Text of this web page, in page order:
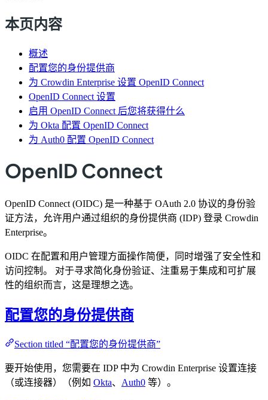
本页内容
概述
配置您的身份提供商
为 Crowdin Enterprise 设置 OpenID Connect
OpenID Connect 设置
启用 OpenID Connect 后您将获得什么
为 Okta 配置 OpenID Connect
为 Auth0 配置 OpenID Connect
OpenID Connect
OpenID Connect (OIDC) 是一种基于 OAuth 2.0 协议的身份验
证方法，允许用户通过组织的身份提供商 (IDP) 登录 Crowdin
Enterprise。
OIDC 在配置和用户管理方面操作简便，同时增强了安全性和
访问控制。 对于寻求简化身份验证、注重易于集成和可扩展
性的组织而言，这是理想之选。
配置您的身份提供商
Section titled “配置您的身份提供商”
要开始使用，您需要在 IDP 中为 Crowdin Enterprise 设置连接
（或连接器）（例如 Okta、 Auth0 等）。